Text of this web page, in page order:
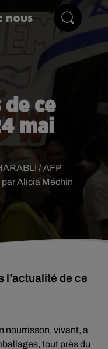
nous
de ce
mai
Alicia Méchin
/ AFP
l’actualité de ce
nourrisson, vivant, a
tout près du